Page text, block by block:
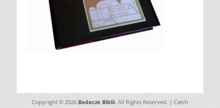
Copyright © 2026 Badacze Biblii. All Rights Reserved. | Catch